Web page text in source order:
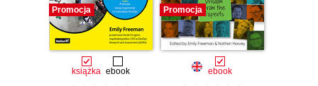
Promocja
książka ebook
Promocja
ebook